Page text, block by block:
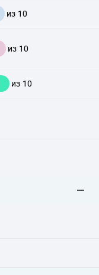
из 10
из 10
из 10